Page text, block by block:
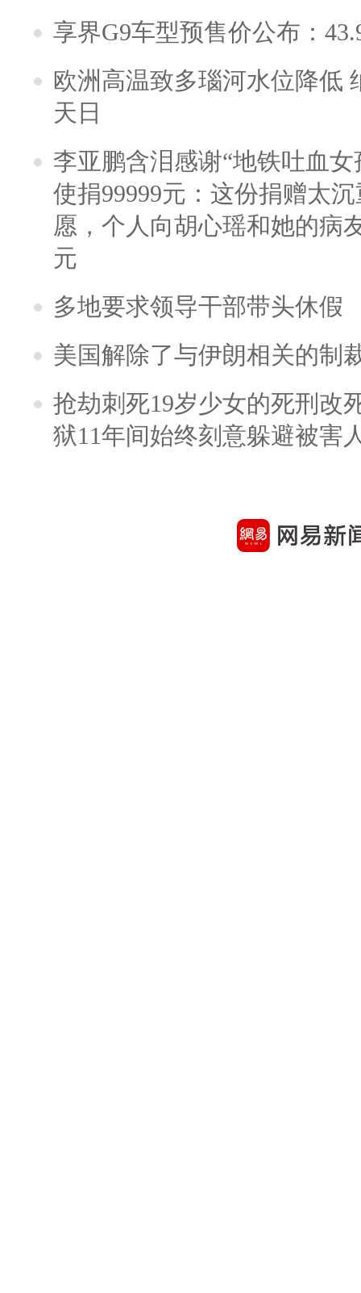
享界G9车型预售价公布：
欧洲高温致多瑙河水位降低
天日
李亚鹏含泪感谢“地铁吐血
使捐99999元：这份捐赠太
愿，个人向胡心瑶和她的病
元
多地要求领导干部带头休假
美国解除了与伊朗相关的制
抢劫刺死19岁少女的死刑改
狱11年间始终刻意躲避被害